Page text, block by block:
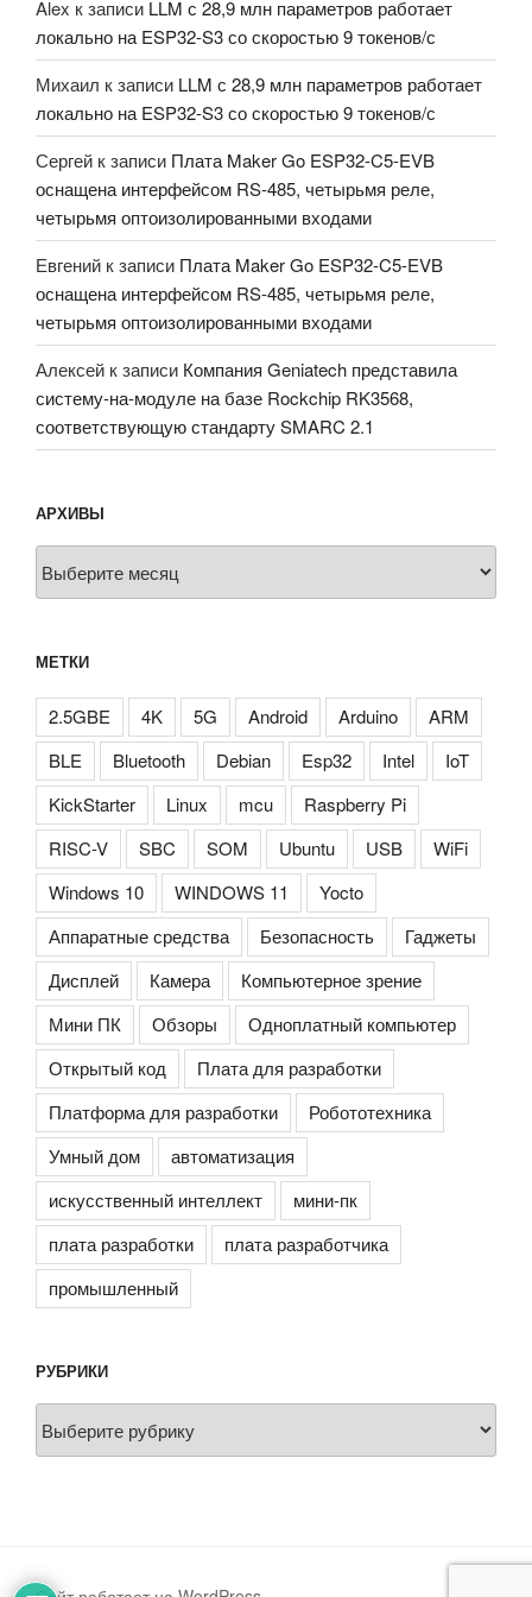
Alex к записи LLM с 28,9 млн параметров работает
локально на ESP32-S3 со скоростью 9 токенов/с
Михаил к записи LLM с 28,9 млн параметров работает
локально на ESP32-S3 со скоростью 9 токенов/с
Сергей к записи Плата Maker Go ESP32-C5-EVB
оснащена интерфейсом RS-485, четырьмя реле,
четырьмя оптоизолированными входами
Евгений к записи Плата Maker Go ESP32-C5-EVB
оснащена интерфейсом RS-485, четырьмя реле,
четырьмя оптоизолированными входами
Алексей к записи Компания Geniatech представила
систему-на-модуле на базе Rockchip RK3568,
соответствующую стандарту SMARC 2.1
АРХИВЫ
МЕТКИ
2.5GBE 4K 5G Android Arduino
ARM
BLE
Bluetooth Debian Esp32 Intel
IoT
KickStarter
Linux mcu
Raspberry Pi
RISC-V
SBC SOM Ubuntu USB
WiFi
Windows 10
WINDOWS 11
Yocto
Аппаратные средства
Безопасность
Гаджеты
Дисплей
Камера
Компьютерное зрение
Мини ПК
Обзоры
Одноплатный компьютер
Открытый код
Плата для разработки
Платформа для разработки
Робототехника
Умный дом
автоматизация
искусственный интеллект
мини-пк
плата разработки
плата разработчика
промышленный
РУБРИКИ